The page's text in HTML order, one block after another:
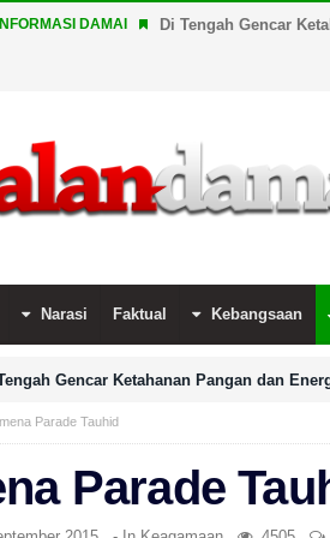
INFORMASI DAMAI Di Tengah Gencar
Narasi Faktual Kebangsaan
Gencar Ketahanan Pangan dan
Parade Tauhid
Parade